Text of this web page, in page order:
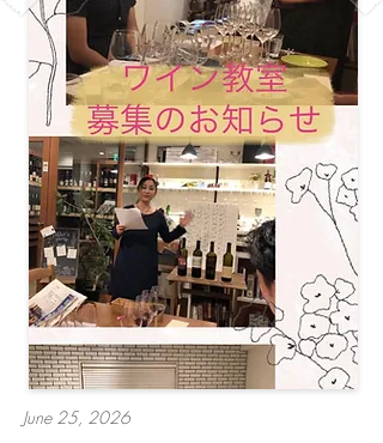
June 25, 2026